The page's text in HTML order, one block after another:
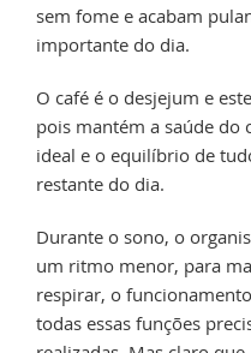
sem fome e acabam
importante do dia.
O café é o desjejum e
pois mantém a saúde do
ideal e o equilíbrio de
restante do dia.
Durante o sono, o
um ritmo menor, para
respirar, o
todas essas funções